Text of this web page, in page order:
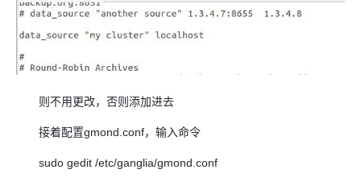
则不用更改，否则添加进去
接着配置gmond.conf，输入命令
sudo gedit /etc/ganglia/gmond.conf